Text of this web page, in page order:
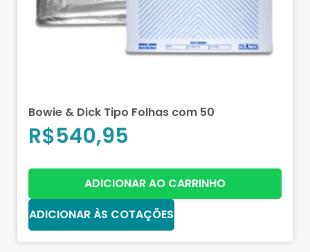
Bowie & Dick Tipo Folhas com 50
R$540,95
ADICIONAR AO CARRINHO
ADICIONAR ÀS COTAÇÕES